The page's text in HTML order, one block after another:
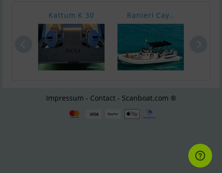
Kattum K 30 Ranieri Cay..
Impressum - Contact - Scanboat.com ®